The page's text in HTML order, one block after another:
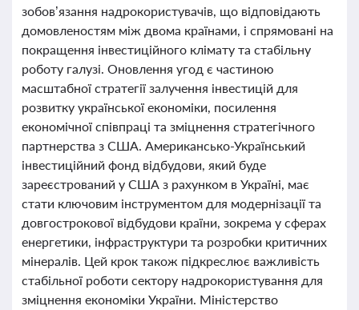
зобов’язання надрокористувачів, що відповідають
домовленостям між двома країнами, і спрямовані на
покращення інвестиційного клімату та стабільну
роботу галузі. Оновлення угод є частиною
масштабної стратегії залучення інвестицій для
розвитку української економіки, посилення
економічної співпраці та зміцнення стратегічного
партнерства з США. Американсько-Український
інвестиційний фонд відбудови, який буде
зареєстрований у США з рахунком в Україні, має
стати ключовим інструментом для модернізації та
довгострокової відбудови країни, зокрема у сферах
енергетики, інфраструктури та розробки критичних
мінералів. Цей крок також підкреслює важливість
стабільної роботи сектору надрокористування для
зміцнення економіки України. Міністерство